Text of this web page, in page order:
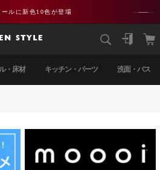
ールに新色10色が登場
・床材 キッチン・パーツ 洗面・バス